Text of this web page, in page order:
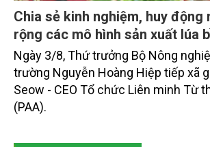
Chia sẻ kinh nghiệm, huy động
rộng các mô hình sản xuất lúa
Ngày 3/8, Thứ trưởng Bộ Nông
trường Nguyễn Hoàng Hiệp tiếp xã
Seow - CEO Tổ chức Liên minh Từ
(PAA).